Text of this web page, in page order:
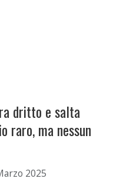
dritto e salta
raro, ma nessun
2025